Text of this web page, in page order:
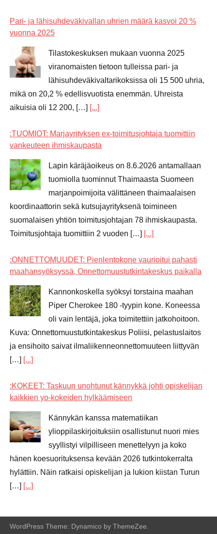
Pari- ja lähisuhdeväkivallan uhrien määrä kasvoi 20 %
vuonna 2025
Tilastokeskuksen mukaan vuonna 2025
viranomaisten tietoon tulleissa pari- ja
lähisuhdeväkivaltarikoksissa oli 15 500 uhria,
mikä on 20,2 % edellisvuotista enemmän. Uhreista
aikuisia oli 12 200, […] [...]
:TUOMIOT: Marjayrityksen ex-toimitusjohtaja tuomittiin
vankeuteen ihmiskaupasta
Lapin käräjäoikeus on 8.6.2026 antamallaan
tuomiolla tuominnut Thaimaasta Suomeen
marjanpoimijoita välittäneen thaimaalaisen
koordinaattorin sekä kutsujayrityksenä toimineen
suomalaisen yhtiön toimitusjohtajan 78 ihmiskaupasta.
Toimitusjohtaja tuomittiin 2 vuoden […] [...]
:ONNETTOMUUDET: Pienlentokone vaurioitui pahasti
maahansyöksyssä, Onnettomuustutkintakeskus paikalla
Kannonkoskella syöksyi torstaina maahan
Piper Cherokee 180 -tyypin kone. Koneessa
oli vain lentäjä, joka toimitettiin jatkohoitoon.
Kuva: Onnettomuustutkintakeskus Poliisi, pelastuslaitos
ja ensihoito saivat ilmaliikenneonnettomuuteen liittyvän
[…] [...]
:KOKEET: Taskuun unohtunut kännykkä johti opiskelijan
kaikkien yo-kokeiden hylkäämiseen
Kännykän kanssa matematiikan
ylioppilaskirjoituksiin osallistunut nuori mies
syyllistyi vilpilliseen menettelyyn ja koko
hänen koesuorituksensa kevään 2026 tutkintokerralta
hylättiin. Näin ratkaisi opiskelijan ja lukion kiistan Turun
[…] [...]
WordPress Theme: Dynamico by ThemeZee.